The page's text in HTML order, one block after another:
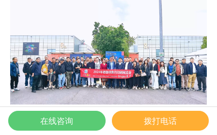
展会的成功超出了所有人的预期。这场全球印
刷行业的顶级盛会，经过八年的漫长等待，再
在线咨询 拨打电话